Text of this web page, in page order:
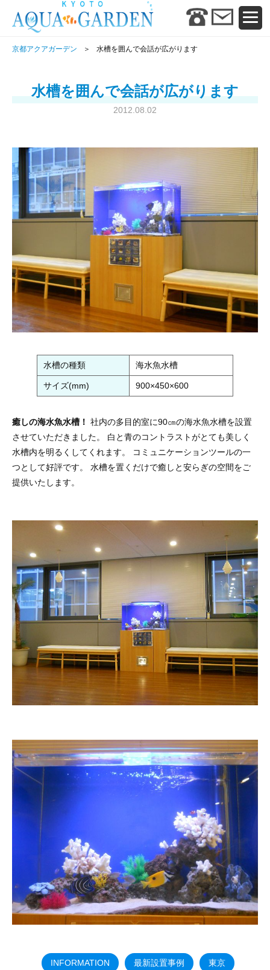
京都アクアガーデン 水槽を囲んで会話が広がります
水槽を囲んで会話が広がります
2012.08.02
水槽の種類 海水魚水槽
サイズ(mm) 900×450×600
癒しの海水魚水槽！ 社内の多目的室に90㎝の海水魚水槽を設置
させていただきました。 白と青のコントラストがとても美しく
水槽内を明るくしてくれます。 コミュニケーションツールの一
つとして好評です。 水槽を置くだけで癒しと安らぎの空間をご
提供いたします。
INFORMATION 最新設置事例 東京